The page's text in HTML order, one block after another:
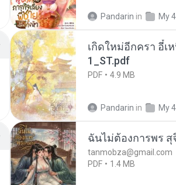
Pandarin in My
เกิดใหม่อีกครา อี๋เ
1_ST.pdf
PDF 4.9 MB
Pandarin in My
ฉันไม่ต้องการพร สุ
tanmobza@gmail.com
PDF
1.4 MB